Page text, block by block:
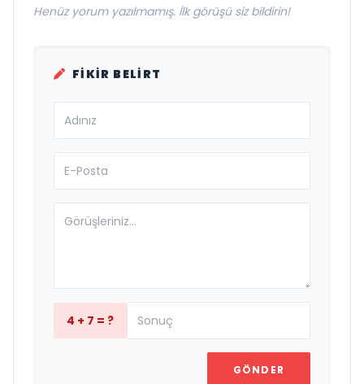
Henüz yorum yazılmamış. İlk görüşü siz bildirin!
FIKIR BELIRT
4 + 7 = ?
GÖNDER